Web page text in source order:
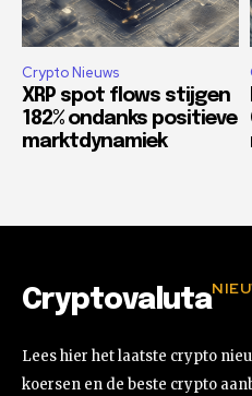
Crypto Nieuws
XRP spot flows stijgen
182% ondanks positieve
marktdynamiek
Cryptovaluta
Lees hier het laatste crypto
koersen en de beste crypto